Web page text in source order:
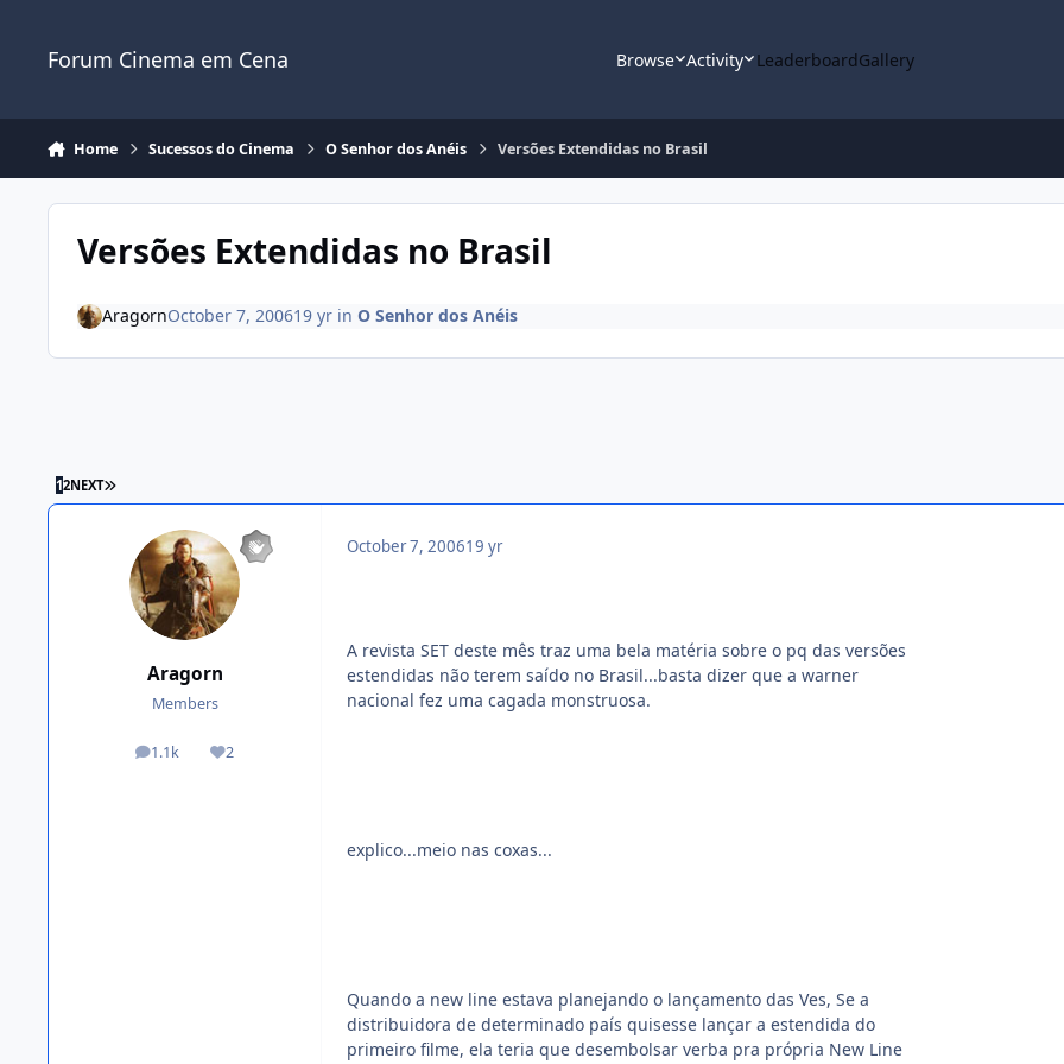
Forum Cinema em Cena Browse Activity LeaderboardGallery
Home Sucessos do Cinema O Senhor dos Anéis Versões Extendidas no Brasil
Versões Extendidas no Brasil
AragornOctober 7, 200619 yrin O Senhor dos Anéis
12NEXT
Aragorn
Members
1.1k
posts 2
Reputation
October 7, 200619 yr
A revista SET deste mês traz uma bela matéria sobre o pq das versões
estendidas não terem saído no Brasil...basta dizer que a warner
nacional fez uma cagada monstruosa.
explico...meio nas coxas...
Quando a new line estava planejando o lançamento das Ves, Se a
distribuidora de determinado país quisesse lançar a estendida do
primeiro filme, ela teria que desembolsar verba pra própria New Line